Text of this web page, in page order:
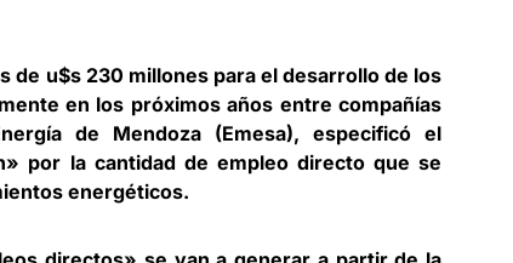
de u$s 230 millones para el desarrollo de los
en los próximos años entre compañías
de Mendoza (Emesa), especificó el
por la cantidad de empleo directo que se
energéticos.